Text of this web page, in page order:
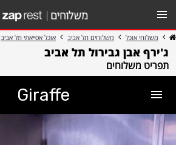
משלוחי אוכל משלוחים תל אביב אוכל אסייאתי תל אביב
ג'ירף אבן גבירול תל אביב
תפריט משלוחים